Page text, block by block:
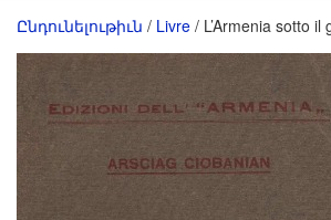
Ընդունելութիւն / Livre / L’Armenia sotto il